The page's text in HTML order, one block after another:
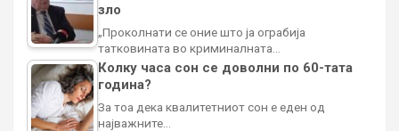
зло
„Проколнати се оние што ја ограбија
татковината во криминалната…
Колку часа сон се доволни по 60-тата
година?
За тоа дека квалитетниот сон е еден од
најважните…